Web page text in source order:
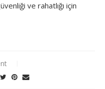
ve rahatlığı için